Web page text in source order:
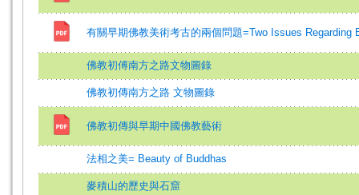
有關早期佛教美術考古的兩個問題=Two Issues Regarding
佛教初傅南方之路文物圖錄
佛教初傳南方之路 文物圖錄
佛教初傳與早期中國佛教藝術
法相之美= Beauty of Buddhas
麥積山的歷史與石窟